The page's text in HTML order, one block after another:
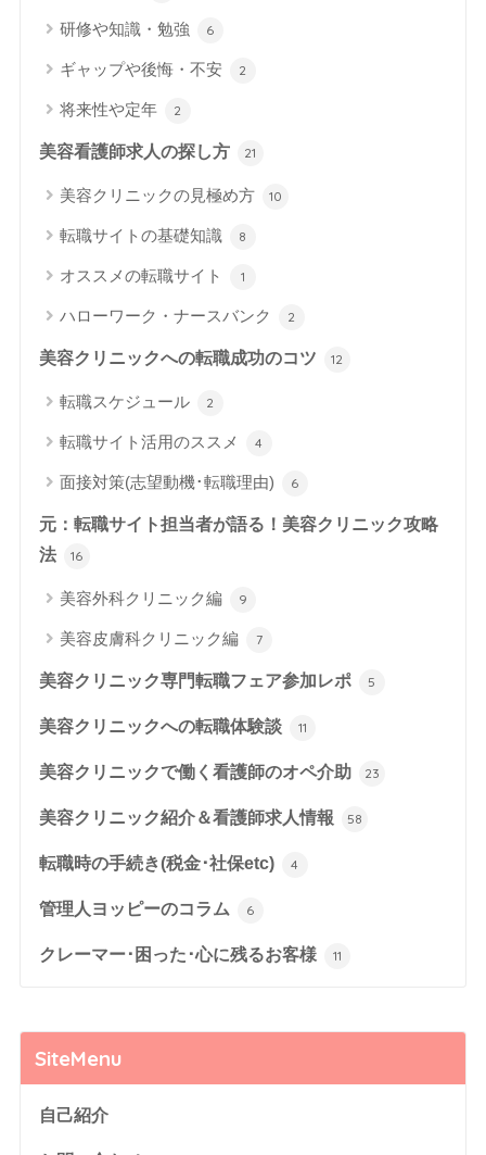
研修や知識・勉強 6
ギャップや後悔・不安 2
将来性や定年 2
美容看護師求人の探し方 21
美容クリニックの見極め方 10
転職サイトの基礎知識 8
オススメの転職サイト 1
ハローワーク・ナースバンク 2
美容クリニックへの転職成功のコツ 12
転職スケジュール 2
転職サイト活用のススメ 4
面接対策(志望動機･転職理由) 6
元：転職サイト担当者が語る！美容クリニック攻略
法
16
美容外科クリニック編 9
美容皮膚科クリニック編 7
美容クリニック専門転職フェア参加レポ 5
美容クリニックへの転職体験談 11
美容クリニックで働く看護師のオペ介助 23
美容クリニック紹介＆看護師求人情報 58
転職時の手続き(税金･社保etc) 4
管理人ヨッピーのコラム 6
クレーマー･困った･心に残るお客様 11
SiteMenu
自己紹介